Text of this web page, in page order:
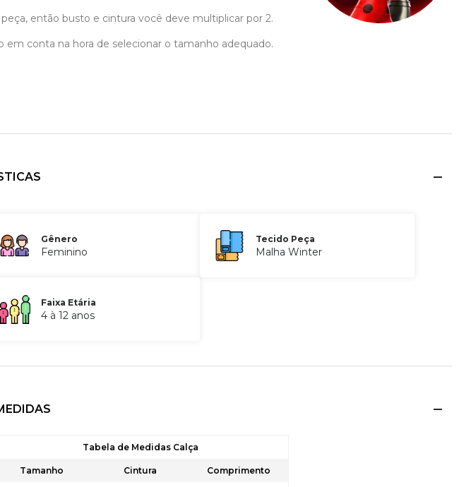
então busto e cintura você deve multiplicar por 2.
em conta na hora de selecionar o tamanho adequado.
Gênero
Feminino
Tecido Peça
Malha Winter
Faixa Etária
4 à 12 anos
Tabela de Medidas Calça
Tamanho Cintura Comprimento